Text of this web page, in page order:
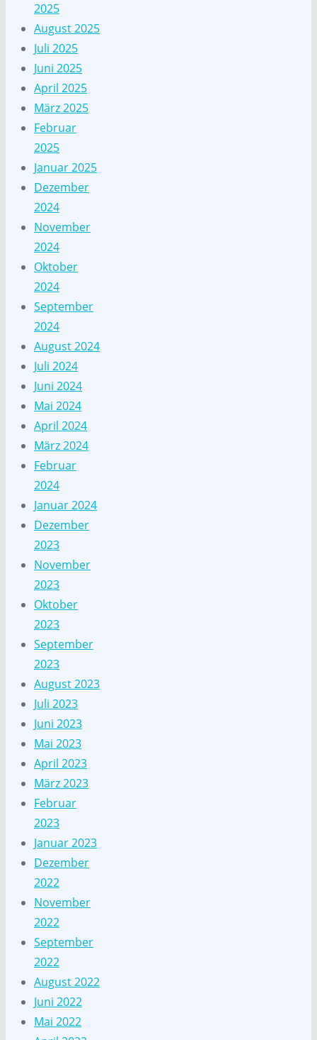
2025
August 2025
Juli 2025
Juni 2025
April 2025
März 2025
Februar
2025
Januar 2025
Dezember
2024
November
2024
Oktober
2024
September
2024
August 2024
Juli 2024
Juni 2024
Mai 2024
April 2024
März 2024
Februar
2024
Januar 2024
Dezember
2023
November
2023
Oktober
2023
September
2023
August 2023
Juli 2023
Juni 2023
Mai 2023
April 2023
März 2023
Februar
2023
Januar 2023
Dezember
2022
November
2022
September
2022
August 2022
Juni 2022
Mai 2022